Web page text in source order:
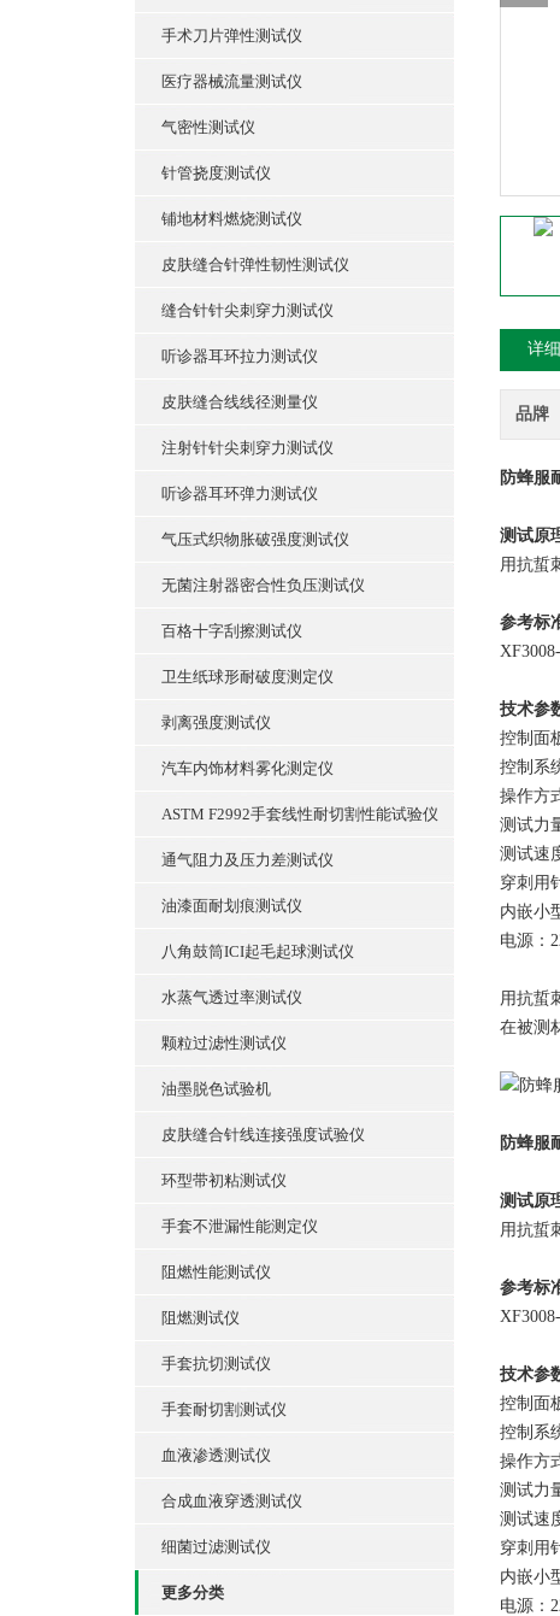
手术刀片弹性测试仪
医疗器械流量测试仪
气密性测试仪
针管挠度测试仪
铺地材料燃烧测试仪
皮肤缝合针弹性韧性测试仪
缝合针针尖刺穿力测试仪
听诊器耳环拉力测试仪
皮肤缝合线线径测量仪
注射针针尖刺穿力测试仪
听诊器耳环弹力测试仪
气压式织物胀破强度测试仪
无菌注射器密合性负压测试仪
百格十字刮擦测试仪
卫生纸球形耐破度测定仪
剥离强度测试仪
汽车内饰材料雾化测定仪
ASTM F2992手套线性耐切割性能试验仪
通气阻力及压力差测试仪
油漆面耐划痕测试仪
八角鼓筒ICI起毛起球测试仪
水蒸气透过率测试仪
颗粒过滤性测试仪
油墨脱色试验机
皮肤缝合针线连接强度试验仪
环型带初粘测试仪
手套不泄漏性能测定仪
阻燃性能测试仪
阻燃测试仪
手套抗切测试仪
手套耐切割测试仪
血液渗透测试仪
合成血液穿透测试仪
细菌过滤测试仪
更多分类
详
品牌
防蜂服
测试原
用抗蜇
参考标
技术参
控制面
控制系
操作方
测试力
测试速
穿刺用
内嵌小
电源：
用抗蜇
在被测
防蜂服
测试原
用抗蜇
参考标
技术参
控制面
控制系
操作方
测试力
测试速
穿刺用
内嵌小
电源：